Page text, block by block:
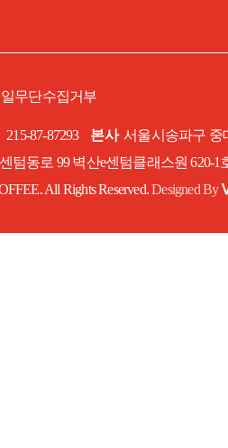
무단수집거부
215-87-87293 본사서울시송파구 중
텀동로 99 벽산e센텀클래스원 620-1
All Rights Reserved.Designed By